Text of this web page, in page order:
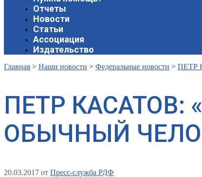
Отчеты
Новости
Статьи
Ассоциация
Издательство
Главная > Наши новости > Федеральные новости > ПЕТР
ПЕТР КАСАТОВ:
ОБЫЧНЫЙ
20.03.2017 от Пресс-служба РДФ